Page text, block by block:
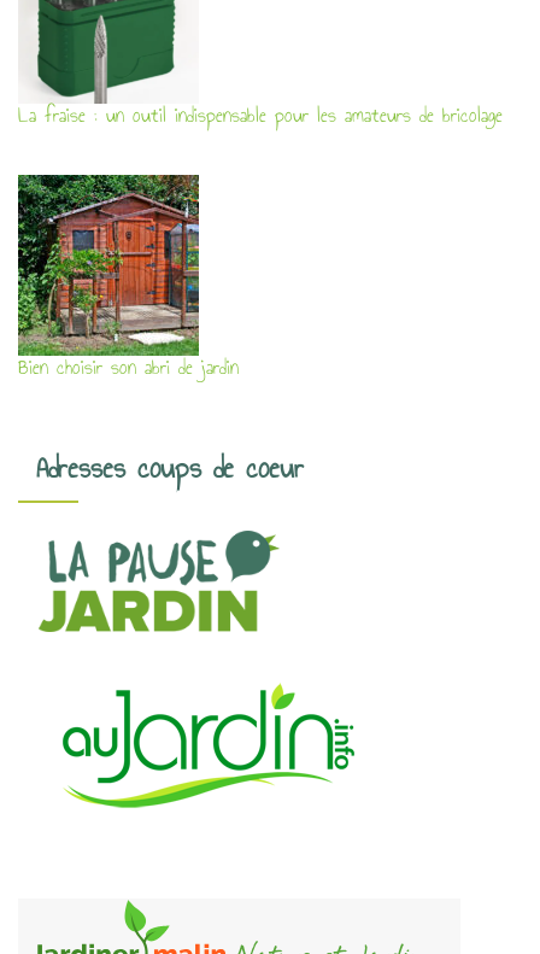
La fraise : un outil indispensable pour les amateurs de bricolage
Bien choisir son abri de jardin
Adresses coups de coeur